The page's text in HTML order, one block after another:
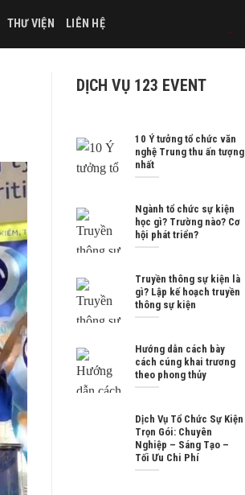
THƯ VIỆN LIÊN HỆ
DỊCH VỤ 123 EVENT
10 Ý tưởng tổ chức văn
nghệ Trung thu ấn tượng
nhất
Ngành tổ chức sự kiện
học gì? Trường nào? Cơ
hội phát triển?
Truyền thông sự kiện là
gì? Lập kế hoạch truyền
thông sự kiện
Hướng dẫn cách bày
cách cúng khai trương
theo phong thủy
Dịch Vụ Tổ Chức Sự Kiện
Trọn Gói: Chuyên
Nghiệp – Sáng Tạo –
Tối Ưu Chi Phí